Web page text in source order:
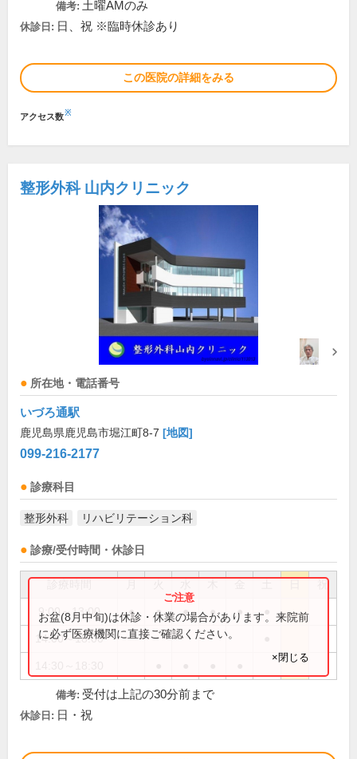
備考: 土曜AMのみ
休診日: 日、祝 ※臨時休診あり
この医院の詳細をみる
アクセス数※
整形外科 山内クリニック
所在地・電話番号
いづろ通駅
鹿児島県鹿児島市堀江町8-7 [地図]
099-216-2177
診療科目
整形外科 リハビリテーション科
診療/受付時間・休診日
祝
9:00～13:00 ● ● ● ● ●
14:00～18:00
お盆(8月中旬)は休診・休業の場合があります。来院前
に必ず医療機関に直接ご確認ください。
×閉じる
備考: 受付は上記の30分前まで
休診日: 日・祝